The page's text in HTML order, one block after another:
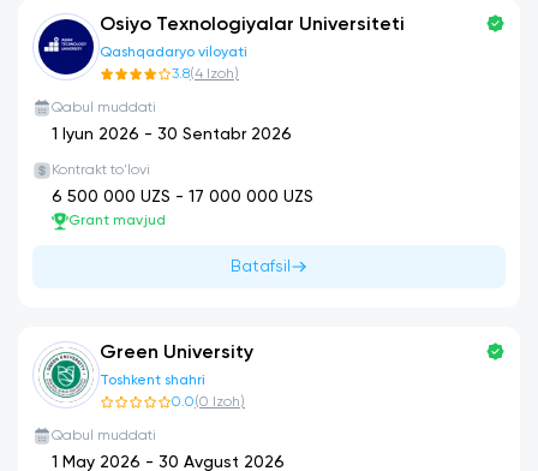
Osiyo Texnologiyalar Universiteti
Qashqadaryo viloyati
3.8(4 Izoh)
Qabul muddati
1 Iyun 2026 - 30 Sentabr 2026
Kontrakt to'lovi
6 500 000 UZS - 17 000 000 UZS
Grant mavjud
Batafsil
Green University
Toshkent shahri
0.0(0 Izoh)
Qabul muddati
1 May 2026 - 30 Avgust 2026